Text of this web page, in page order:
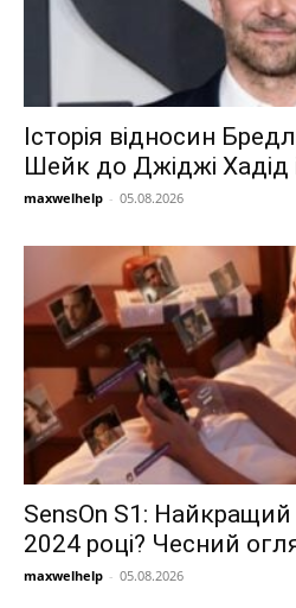
Історія відносин
Шейк до Джіджі Хадід
maxwelhelp - 05.08.2026
SensOn S1: Найкращий
2024 році? Чесний
maxwelhelp - 05.08.2026